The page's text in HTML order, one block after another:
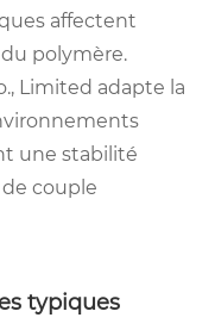
affectent
polymère.
Limited adapte la
une stabilité
couple
typiques